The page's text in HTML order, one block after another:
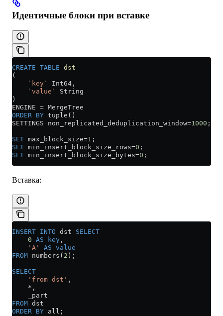
Идентичные блоки при вставке
CREATE TABLE dst
(
    `key`
Int64,
    `value`
String
)
ENGINE = MergeTree
ORDER BY tuple()
SETTINGS non_replicated_deduplication_window=1000 ;
SET max_block_size=1 ;
SET min_insert_block_size_rows=0 ;
SET min_insert_block_size_bytes=0 ;
Вставка:
INSERT INTO dst SELECT
    0
AS key ,
    'A'
AS value
FROM numbers( 2 );
SELECT
    'from dst'
,
    *
,
    _part
FROM dst
ORDER BY all;